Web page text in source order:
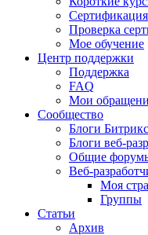
Сертификация
Проверка
Мое обучение
Центр поддержки
Поддержка
FAQ
Мои
Сообщество
Блоги Битрикс
Блоги веб-
Общие
Веб-
Моя
Группы
Статьи
Архив